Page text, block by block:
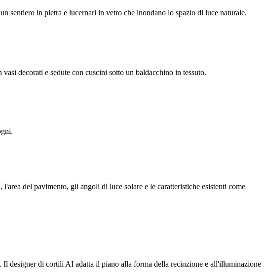
sentiero in pietra e lucernari in vetro che inondano lo spazio di luce naturale.
decorati e sedute con cuscini sotto un baldacchino in tessuto.
del pavimento, gli angoli di luce solare e le caratteristiche esistenti come
designer di cortili AI adatta il piano alla forma della recinzione e all'illuminazione